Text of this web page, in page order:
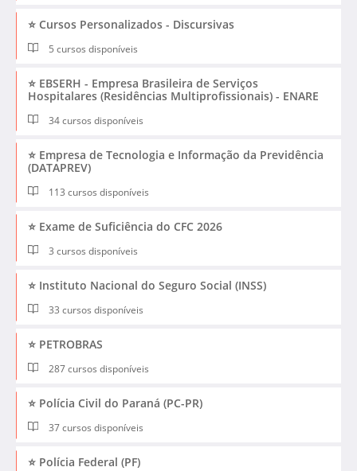
⭐ Cursos Personalizados - Discursivas
5 cursos disponíveis
⭐ EBSERH - Empresa Brasileira de Serviços
Hospitalares (Residências Multiprofissionais) - ENARE
34 cursos disponíveis
⭐ Empresa de Tecnologia e Informação da Previdência
(DATAPREV)
113 cursos disponíveis
⭐ Exame de Suficiência do CFC 2026
3 cursos disponíveis
⭐ Instituto Nacional do Seguro Social (INSS)
33 cursos disponíveis
⭐ PETROBRAS
287 cursos disponíveis
⭐ Polícia Civil do Paraná (PC-PR)
37 cursos disponíveis
⭐ Polícia Federal (PF)